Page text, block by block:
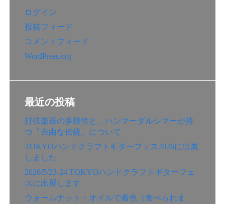
ログイン
投稿フィード
コメントフィード
WordPress.org
最近の投稿
打弦楽器の多様性と、ハンマーダルシマーが持
つ「自由な伝統」について
TOKYOハンドクラフトギターフェス2026に出展
しました
2026/5/23-24 TOKYOハンドクラフトギターフェ
スに出展します
ウォールナット・オイルで着色（食べられま